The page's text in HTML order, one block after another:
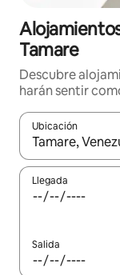
Tamare
Descubre
harán sentir
Ubicación
Cuando los
Llegada
Salida